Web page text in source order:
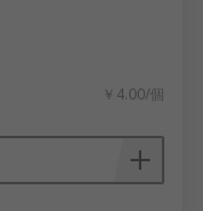
￥4.00/個